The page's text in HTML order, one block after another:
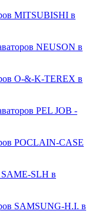
MITSUBISHI в
NEUSON в
O-&-K-TEREX в
PEL JOB -
POCLAIN-CASE
SAME-SLH в
SAMSUNG-H.I. в